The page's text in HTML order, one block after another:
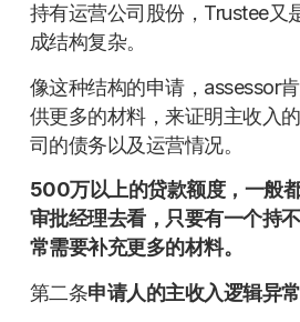
持有运营公司股份，Trustee又
成结构复杂。
像这种结构的申请，assessor
供更多的材料，来证明主收入
司的债务以及运营情况。
500万以上的贷款额度，一般
审批经理去看，只要有一个持
常需要补充更多的材料。
第二条申请人的主收入逻辑异常